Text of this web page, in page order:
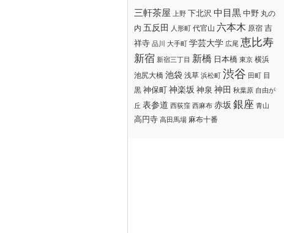
三軒茶屋 上野 下北沢 中目黒中野 丸の
内 五反田 人形町 代官山 六本木 原宿 吉
祥寺 品川 大手町 学芸大学 広尾 恵比寿
新宿 新宿三丁目 新橋 日本橋 東京 横浜
池尻大橋 池袋浅草 浜松町 渋谷 田町 目
黒神保町神楽坂 神泉 神田 秋葉原 自由が
丘 表参道 西荻窪 西麻布 赤坂 銀座 青山
高円寺 高田馬場 麻布十番